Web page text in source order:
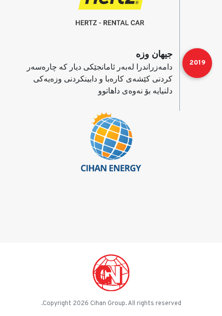
2019
جیهان وزه‌
دامه‌زراندرا له‌به‌ر ئامانجێكی دیار كه‌ چاره‌سه‌ر
كردنی كێشه‌ی كاره‌با و دابینكردنی وزه‌یه‌كی
دلنیایه‌ بۆ نه‌وه‌ی داهاتوو
Copyright 2026 Cihan Group. All rights reserved.